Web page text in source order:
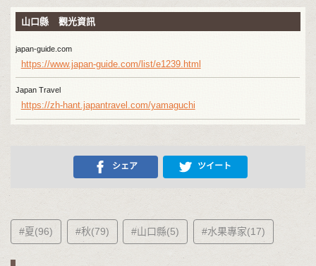
山口縣 觀光資訊
japan-guide.com
https://www.japan-guide.com/list/e1239.html
Japan Travel
https://zh-hant.japantravel.com/yamaguchi
シェア ツイート
#夏(96) #秋(79) #山口縣(5) #水果專家(17)